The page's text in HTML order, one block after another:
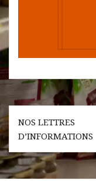
Navigation
de
l’article
NOS LETTRES
D’INFORMATIONS